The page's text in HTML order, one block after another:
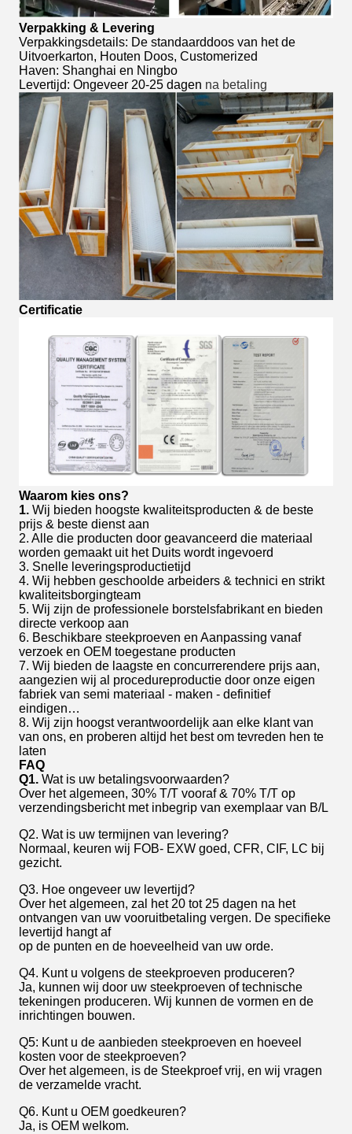
Verpakking & Levering
Verpakkingsdetails: De standaarddoos van het de
Uitvoerkarton, Houten Doos, Customerized
Haven: Shanghai en Ningbo
Levertijd: Ongeveer 20-25 dagen na betaling
Certificatie
Waarom kies ons?
1. Wij bieden hoogste kwaliteitsproducten & de beste
prijs & beste dienst aan
2. Alle die producten door geavanceerd die materiaal
worden gemaakt uit het Duits wordt ingevoerd
3. Snelle leveringsproductietijd
4. Wij hebben geschoolde arbeiders & technici en strikt
kwaliteitsborgingteam
5. Wij zijn de professionele borstelsfabrikant en bieden
directe verkoop aan
6. Beschikbare steekproeven en Aanpassing vanaf
verzoek en OEM toegestane producten
7. Wij bieden de laagste en concurrerendere prijs aan,
aangezien wij al procedureproductie door onze eigen
fabriek van semi materiaal - maken - definitief
eindigen…
8. Wij zijn hoogst verantwoordelijk aan elke klant van
van ons, en proberen altijd het best om tevreden hen te
laten
FAQ
Q1. Wat is uw betalingsvoorwaarden?
Over het algemeen, 30% T/T vooraf & 70% T/T op
verzendingsbericht met inbegrip van exemplaar van B/L
Q2. Wat is uw termijnen van levering?
Normaal, keuren wij FOB- EXW goed, CFR, CIF, LC bij
gezicht.
Q3. Hoe ongeveer uw levertijd?
Over het algemeen, zal het 20 tot 25 dagen na het
ontvangen van uw vooruitbetaling vergen. De specifieke
levertijd hangt af
op de punten en de hoeveelheid van uw orde.
Q4. Kunt u volgens de steekproeven produceren?
Ja, kunnen wij door uw steekproeven of technische
tekeningen produceren. Wij kunnen de vormen en de
inrichtingen bouwen.
Q5: Kunt u de aanbieden steekproeven en hoeveel
kosten voor de steekproeven?
Over het algemeen, is de Steekproef vrij, en wij vragen
de verzamelde vracht.
Q6. Kunt u OEM goedkeuren?
Ja, is OEM welkom.